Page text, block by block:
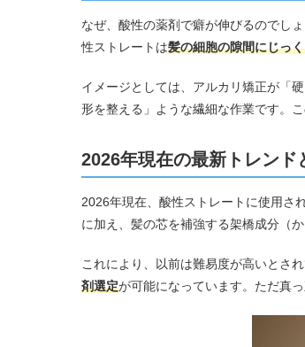
なぜ、酸性の薬剤で癖が伸びるのでし
性ストレートは髪の細胞の隙間にじっ
イメージとしては、アルカリ矯正が「
形を整える」ような繊細な作業です。
2026年現在の最新トレンド
2026年現在、酸性ストレートに使用さ
に加え、髪の芯を補強する架橋成分（
これにより、以前は難易度が高いとさ
剤選定が可能になっています。ただ真